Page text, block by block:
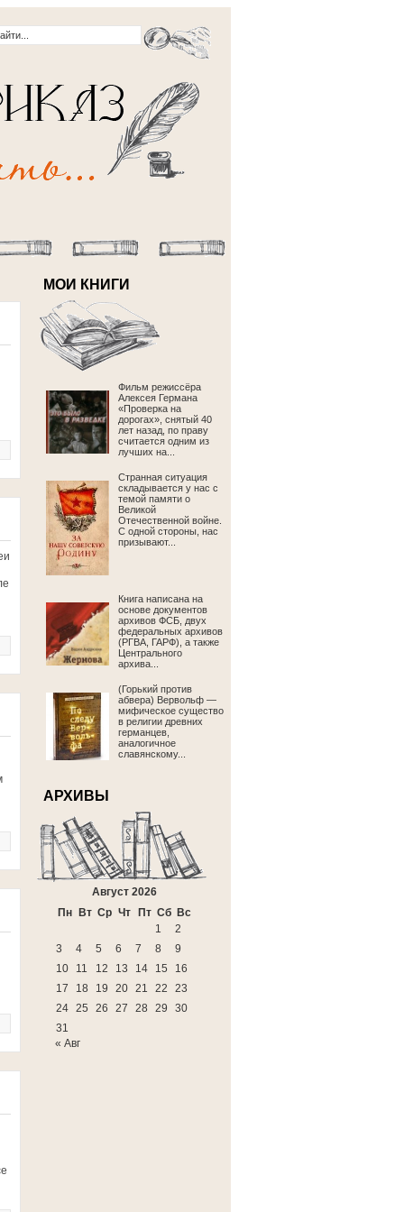
МОИ КНИГИ
Фильм режиссёра
Алексея Германа
«Проверка на
дорогах», снятый 40
лет назад, по праву
считается одним из
лучших на...
Странная ситуация
складывается у нас с
темой памяти о
Великой
Отечественной войне.
С одной стороны, нас
призывают...
Книга написана на
основе документов
архивов ФСБ, двух
федеральных архивов
(РГВА, ГАРФ), а также
Центрального
архива...
(Горький против
абвера) Вервольф —
мифическое существо
в религии древних
германцев,
аналогичное
славянскому...
АРХИВЫ
Август 2026
Пн
Вт Ср Чт Пт Сб Вс
1
2
3
4 5 6 7 8
9
10
11 12 13 14 15
16
17
18 19 20 21 22
23
24 25 26 27 28 29
30
31
« Авг